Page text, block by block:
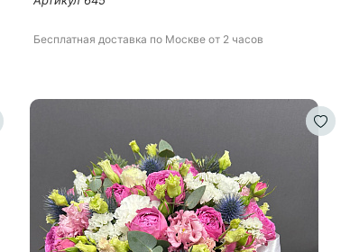
Бесплатная доставка по Москве от 2 часов